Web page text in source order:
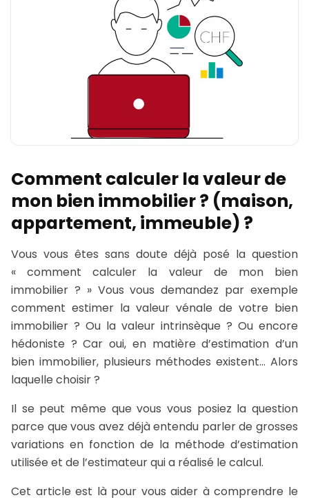
Comment calculer la valeur de
mon bien immobilier ? (maison,
appartement, immeuble) ?
Vous vous êtes sans doute déjà posé la question
« comment calculer la valeur de mon bien
immobilier ? » Vous vous demandez par exemple
comment estimer la valeur vénale de votre bien
immobilier ? Ou la valeur intrinsèque ? Ou encore
hédoniste ? Car oui, en matière d’estimation d’un
bien immobilier, plusieurs méthodes existent… Alors
laquelle choisir ?
Il se peut même que vous vous posiez la question
parce que vous avez déjà entendu parler de grosses
variations en fonction de la méthode d’estimation
utilisée et de l’estimateur qui a réalisé le calcul.
Cet article est là pour vous aider à comprendre le